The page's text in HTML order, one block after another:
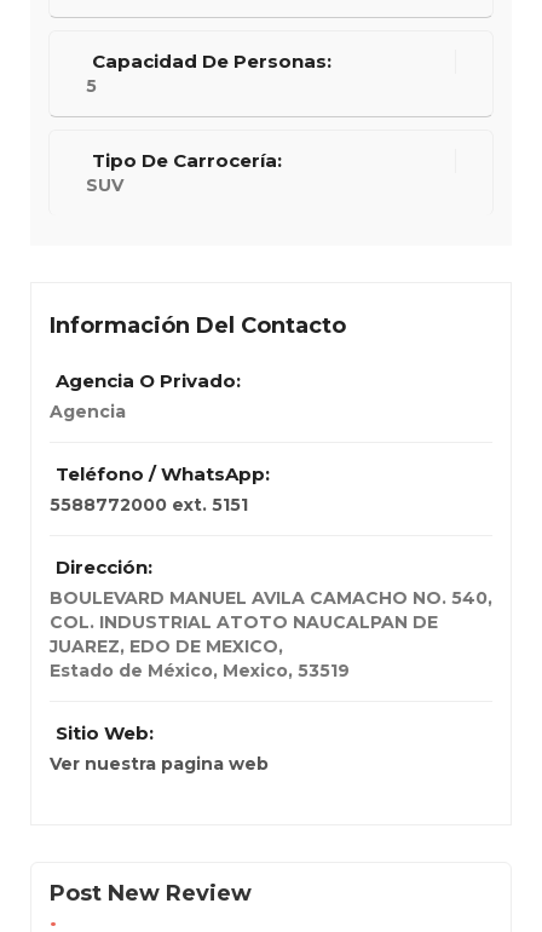
Capacidad De Personas:
5
Tipo De Carrocería:
SUV
Información Del Contacto
Agencia O Privado:
Agencia
Teléfono / WhatsApp:
5588772000 ext. 5151
Dirección:
BOULEVARD MANUEL AVILA CAMACHO NO. 540,
COL. INDUSTRIAL ATOTO NAUCALPAN DE
JUAREZ, EDO DE MEXICO,
Estado de México, Mexico, 53519
Sitio Web:
Ver nuestra pagina web
Post New Review